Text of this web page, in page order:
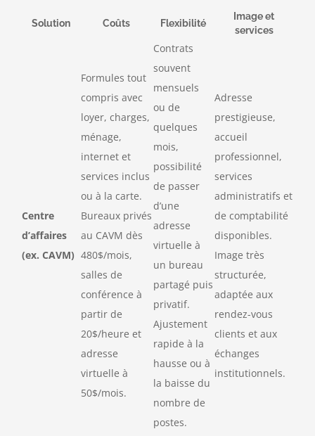
Solution Coûts Flexibilité
Image et
services
Centre
d’affaires
(ex. CAVM)
Formules tout
compris avec
loyer, charges,
ménage,
internet et
services inclus
ou à la carte.
Bureaux privés
au CAVM dès
480$/mois,
salles de
conférence à
partir de
20$/heure et
adresse
virtuelle à
50$/mois.
Contrats
souvent
mensuels
ou de
quelques
mois,
possibilité
de passer
d’une
adresse
virtuelle à
un bureau
partagé puis
privatif.
Ajustement
rapide à la
hausse ou à
la baisse du
nombre de
postes.
Adresse
prestigieuse,
accueil
professionnel,
services
administratifs et
de comptabilité
disponibles.
Image très
structurée,
adaptée aux
rendez-vous
clients et aux
échanges
institutionnels.